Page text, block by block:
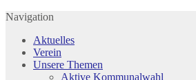
Navigation
Aktuelles
Verein
Unsere Themen
Aktive Kommunalwahl